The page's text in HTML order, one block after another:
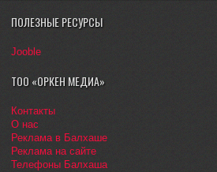
ПОЛЕЗНЫЕ РЕСУРСЫ
Jooble
ТОО «ОРКЕН МЕДИА»
Контакты
О нас
Реклама в Балхаше
Реклама на сайте
Телефоны Балхаша